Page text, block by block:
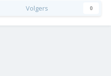
Volgers 0